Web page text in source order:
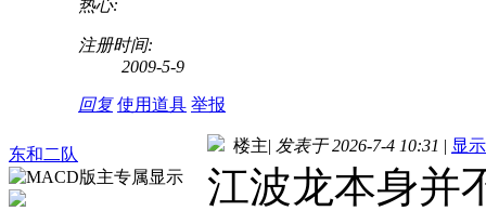
热心:
注册时间:
2009-5-9
回复 使用道具 举报
东和二队 楼主| 发表于 2026-7-4 10:31 | 显
江波龙本身并